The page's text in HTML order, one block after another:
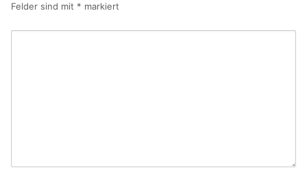
Felder sind mit * markiert